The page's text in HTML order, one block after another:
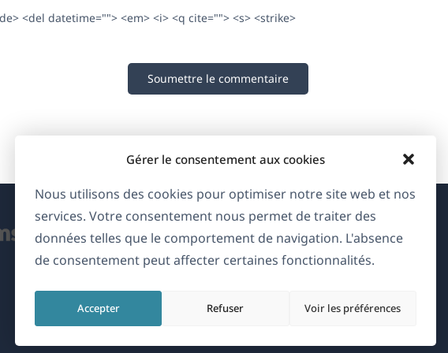
Gérer le consentement aux cookies
Nous utilisons des cookies pour optimiser notre site web et nos
services. Votre consentement nous permet de traiter des
données telles que le comportement de navigation. L'absence
de consentement peut affecter certaines fonctionnalités.
Accepter Refuser Voir les préférences
<del datetime=""> <em> <i> <q cite=""> <s> <strike>
À propos de WPML
RGPD & Politique de confidentialité
dans
dansdansdans